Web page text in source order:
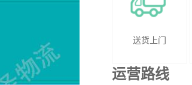
送货上门
运营路线